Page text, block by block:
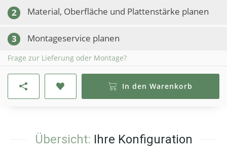
2 Material, Oberfläche und Plattenstärke planen
3 Montageservice planen
Frage zur Lieferung oder Montage?
In den Warenkorb
Übersicht: Ihre Konfiguration